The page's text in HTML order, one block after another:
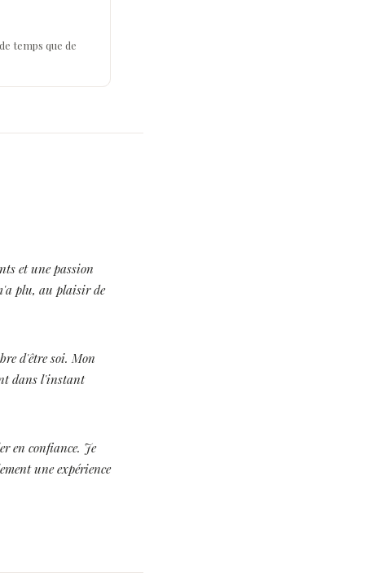
temps que de
et une passion
plu, au plaisir de
d'être soi. Mon
dans l'instant
en confiance. Je
une expérience